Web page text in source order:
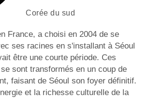
Corée du sud
France, a choisi en 2004 de se
ses racines en s'installant à Séoul
être une courte période. Ces
sont transformés en un coup de
faisant de Séoul son foyer définitif.
et la richesse culturelle de la